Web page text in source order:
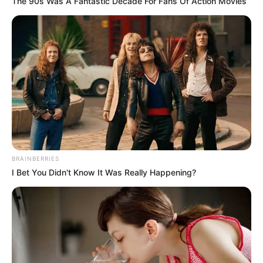
Ini terjadi karena orang tuanya adalah orang Korea Selatan. Jadi
dia bisa punya dua kewarganegaraan sekaligus.
Baca juga:Sinopsis Drama Mandarin Meteor Garden (2018)
yang Tayang di SCTV
3. Jae (Day6)
BRAINBERRIES
I Bet You Didn't Know It Was Really Happening?